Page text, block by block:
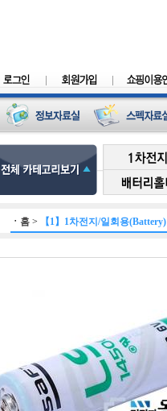
ㆍ 홈 > 【1】1차전지/일회용(Battery)